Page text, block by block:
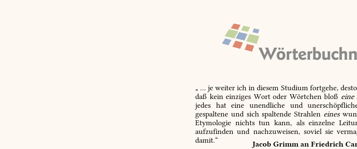
„ … je weiter ich in diesem Studium fortgehe,
daß kein einziges Wort oder Wörtchen bloß eine
jedes hat eine unendliche und
gespaltene und sich spaltende Strahlen eines
Etymologie nichts tun kann, als einzelne
aufzufinden und nachzuweisen, soviel sie
damit.“
Jacob Grimm an Friedrich